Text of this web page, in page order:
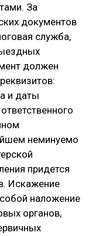
За
документов
служба,
должен
и даты
неминуемо
придется
Искажение
наложение
органов,